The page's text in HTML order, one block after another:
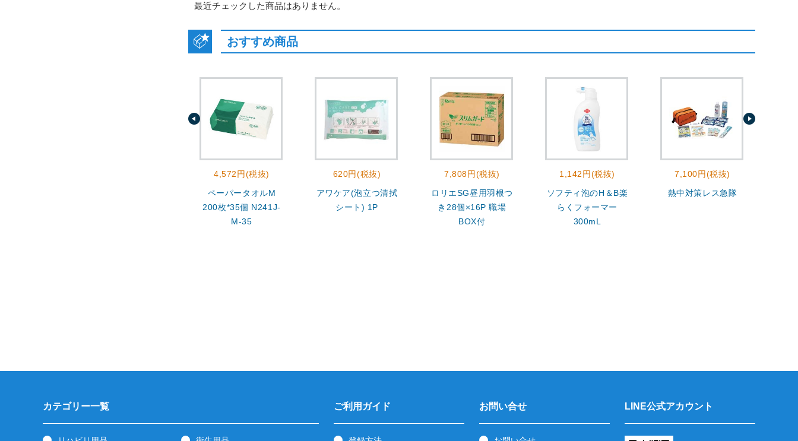
最近チェックした商品はありません。
おすすめ商品
4,572円(税抜)
ペーパータオルM
200枚*35個 N241J-
M-35
620円(税抜)
アワケア(泡立つ清拭
シート) 1P
7,808円(税抜)
ロリエSG昼用羽根つ
き28個×16P 職場
BOX付
1,142円(税抜)
ソフティ泡のH＆B楽
らくフォーマー
300mL
7,100円(税抜)
熱中対策レス急隊
カテゴリー一覧 ご利用ガイド お問い合せ LINE公式アカウント